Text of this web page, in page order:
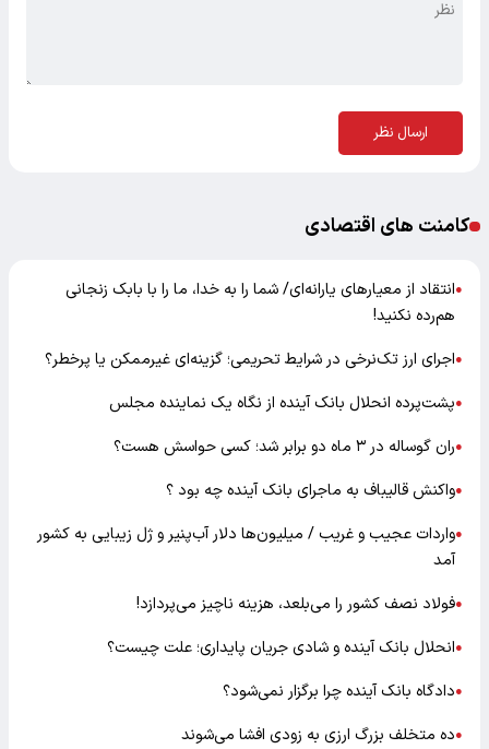
ارسال نظر
کامنت های اقتصادی
●انتقاد از معیارهای یارانه‌ای/ شما را به خدا، ما را با بابک زنجانی
هم‌رده نکنید!
●اجرای ارز تک‌نرخی در شرایط تحریمی؛ گزینه‌ای غیرممکن یا پرخطر؟
●پشت‌پرده انحلال بانک آینده از نگاه یک نماینده مجلس
●ران گوساله در ۳ ماه دو برابر شد؛ کسی حواسش هست؟
●واکنش قالیباف به ماجرای بانک آینده چه بود ؟
●واردات عجیب و غریب / میلیون‌ها دلار آب‌پنیر و ژل زیبایی به کشور
آمد
●فولاد نصف کشور را می‌بلعد، هزینه ناچیز می‌پردازد!
●انحلال بانک آینده و شادی جریان پایداری؛ علت چیست؟
●دادگاه بانک آینده چرا برگزار نمی‌شود؟
●ده متخلف بزرگ ارزی به زودی افشا می‌شوند